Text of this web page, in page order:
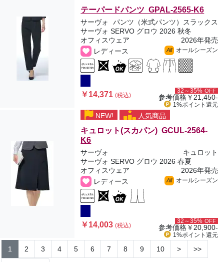
テーパードパンツ GPAL-2565-K6
サーヴォ
パンツ（米式パンツ）スラックス
サーヴォ SERVO グロウ 2026 秋冬
オフィスウェア
2026年発売
レディース
All オールシーズン
￥14,371(税込)
32～35% OFF
参考価格￥21,450-
1%ポイント 還元
NEW! 人気商品
キュロット(スカパン) GCUL-2564-
K6
サーヴォ
キュロット
サーヴォ SERVO グロウ 2026 春夏
オフィスウェア
2026年発売
レディース
All オールシーズン
￥14,003(税込)
32～35% OFF
参考価格￥20,900-
1%ポイント 還元
1 2 3 4 5 6 7 8 9 10 > >>